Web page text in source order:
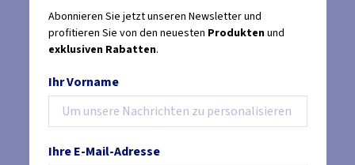
IN DEN WARENKORB LEGEN
Abonnieren Sie jetzt unseren Newsletter und
profitieren Sie von den neuesten Produktenund
exklusiven Rabatten.
Ihr Vorname
Ihre E-Mail-Adresse